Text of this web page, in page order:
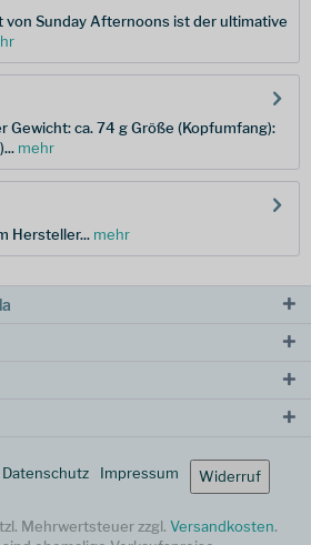
von Sunday Afternoons ist der ultimative
Gewicht: ca. 74 g Größe (Kopfumfang):
mehr
Hersteller... mehr
Datenschutz Impressum Widerruf
Mehrwertsteuer zzgl. Versandkosten.